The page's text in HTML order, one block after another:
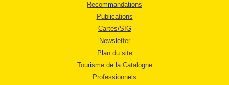
Recommandations
Publications
Cartes/SIG
Newsletter
Plan du site
Tourisme de la Catalogne
Professionnels